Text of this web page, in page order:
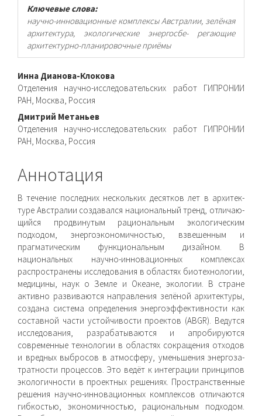
Ключевые слова:
научно-инновационные комплексы Австралии, зелёная
архитектура, экологические энергосбе- регающие
архитектурно-планировочные приёмы
Основное
содержимое
статьи
Инна Дианова-Клокова
Отделения научно-исследовательских работ ГИПРОНИИ
РАН, Москва, Россия
Дмитрий Метаньев
Отделения научно-исследовательских работ ГИПРОНИИ
РАН, Москва, Россия
Аннотация
В течение последних нескольких десятков лет в архитек­
туре Австралии создавался национальный тренд, отличаю­
щийся продвинутым рациональным экологическим
подходом, энергоэкономичностью, взвешенным и
прагматическим функциональным дизайном. В
национальных научно-ин­новационных комплексах
распространены исследования в областях биотехнологии,
медицины, наук о Земле и Океане, экологии. В стране
активно развиваются направления зелё­ной архитектуры,
создана система определения энергоэффек­тивности как
составной части устойчивости проектов (ABGR). Ведутся
исследования, разрабатываются и апробируются
современные технологии в областях сокращения отходов
и вредных выбросов в атмосферу, уменьшения энергоза­
тратности процессов. Это ведёт к интеграции принципов
экологичности в проектных решениях. Пространственные
решения научно-инновационных комплексов отличаются
гибкостью, экономичностью, рациональным подходом.